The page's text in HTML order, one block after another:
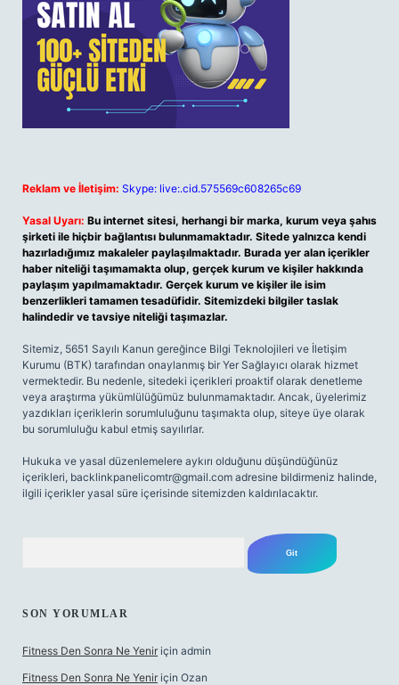
Reklam ve İletişim: Skype: live:.cid.575569c608265c69
Yasal Uyarı: Bu internet sitesi, herhangi bir marka, kurum veya şahıs
şirketi ile hiçbir bağlantısı bulunmamaktadır. Sitede yalnızca kendi
hazırladığımız makaleler paylaşılmaktadır. Burada yer alan içerikler
haber niteliği taşımamakta olup, gerçek kurum ve kişiler hakkında
paylaşım yapılmamaktadır. Gerçek kurum ve kişiler ile isim
benzerlikleri tamamen tesadüfidir. Sitemizdeki bilgiler taslak
halindedir ve tavsiye niteliği taşımazlar.
Sitemiz, 5651 Sayılı Kanun gereğince Bilgi Teknolojileri ve İletişim
Kurumu (BTK) tarafından onaylanmış bir Yer Sağlayıcı olarak hizmet
vermektedir. Bu nedenle, sitedeki içerikleri proaktif olarak denetleme
veya araştırma yükümlülüğümüz bulunmamaktadır. Ancak, üyelerimiz
yazdıkları içeriklerin sorumluluğunu taşımakta olup, siteye üye olarak
bu sorumluluğu kabul etmiş sayılırlar.
Hukuka ve yasal düzenlemelere aykırı olduğunu düşündüğünüz
içerikleri, backlinkpanelicomtr@gmail.com adresine bildirmeniz halinde,
ilgili içerikler yasal süre içerisinde sitemizden kaldırılacaktır.
SON YORUMLAR
Fitness Den Sonra Ne Yenir için admin
Fitness Den Sonra Ne Yenir için Ozan